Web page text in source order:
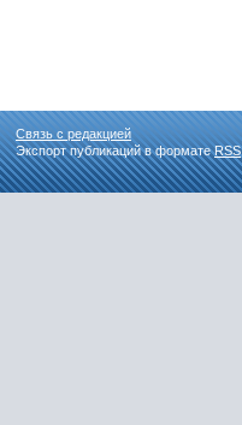
Связь с редакцией
Экспорт публикаций в форматеRSS